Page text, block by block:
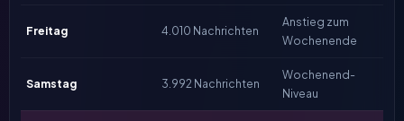
Freitag 4.010 Nachrichten
Anstieg zum
Wochenende
Samstag 3.992 Nachrichten
Wochenend-
Niveau